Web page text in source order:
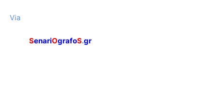
Via
SenariOgrafoS.gr